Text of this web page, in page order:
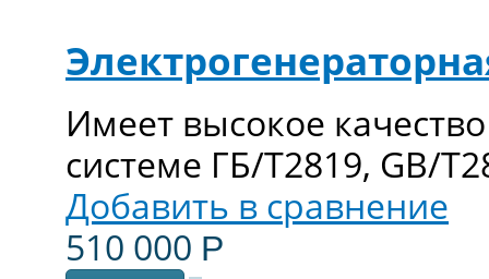
Имеет высокое
системе ГБ/T2819, GB/
Добавить в сравнение
510 000 Р